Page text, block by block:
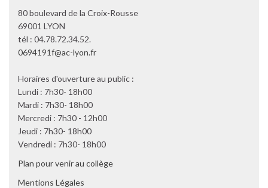
80 boulevard de la Croix-Rousse
69001 LYON
tél : 04.78.72.34.52.
0694191f@ac-lyon.fr
Horaires d'ouverture au public :
Lundi : 7h30- 18h00
Mardi : 7h30- 18h00
Mercredi : 7h30 - 12h00
Jeudi : 7h30- 18h00
Vendredi : 7h30- 18h00
Plan pour venir au collège
Mentions Légales